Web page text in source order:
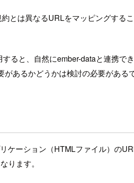
とは異なるURLをマッピングする
すると、自然にember-dataと連携で
あるかどうかは検討の必要がある
ーション（HTMLファイル）の
ります。